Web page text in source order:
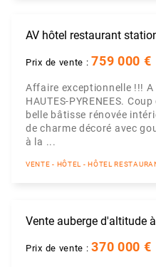
AV hôtel restaurant
Prix de vente : 759 000 €
Affaire exceptionnelle !!!
HAUTES-PYRENEES.
belle bâtisse rénovée
de charme décoré avec
à la ...
VENTE - HÔTEL - HÔTEL
Vente auberge d'altitude
Prix de vente :370 000 €